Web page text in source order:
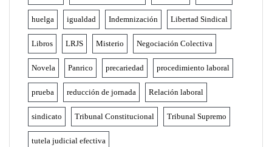
huelga igualdad Indemnización Libertad Sindical
Libros LRJS Misterio Negociación Colectiva
Novela Panrico precariedad procedimiento laboral
prueba reducción de jornada Relación laboral
sindicato Tribunal Constitucional Tribunal Supremo
tutela judicial efectiva